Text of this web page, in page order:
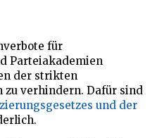
für
Parteiakademien
der strikten
zu verhindern. Dafür sind
und der